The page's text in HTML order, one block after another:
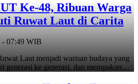
Ke-48, Ribuan Warga
Ruwat Laut di Carita
- 07:49 WIB
Laut menjadi warisan budaya yang
generasi ke generasi, dan merupakan…